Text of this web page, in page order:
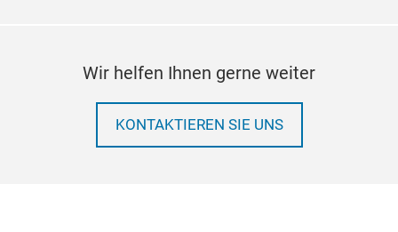
Wir helfen Ihnen gerne weiter
KONTAKTIEREN SIE UNS